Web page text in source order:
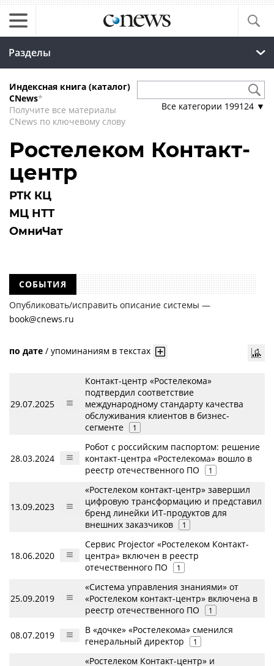
Разделы
Индексная книга (каталог)
CNews*
Получите все материалы
CNews по ключевому слову
Все категории 199124 ▼
Ростелеком Контакт-
центр
РТК КЦ
МЦ НТТ
ОмниЧат
СОБЫТИЯ
Опубликовать/исправить описание системы —
book@cnews.ru
по дате / упоминаниям в текстах
29.07.2025
Контакт-центр «Ростелекома»
подтвердил соответствие
международному стандарту качества
обслуживания клиентов в бизнес-
сегменте
1
28.03.2024
Робот с российским паспортом: решение
контакт-центра «Ростелекома» вошло в
реестр отечественного ПО
1
13.09.2023
«Ростелеком контакт-центр» завершил
цифровую трансформацию и представил
бренд линейки ИТ-продуктов для
внешних заказчиков
1
18.06.2020
Сервис Projector «Ростелеком Контакт-
центра» включен в реестр
отечественного ПО
1
25.09.2019
«Система управления знаниями» от
«Ростелеком контакт-центр» включена в
реестр отечественного ПО
1
08.07.2019
В «дочке» «Ростелекома» сменился
генеральный директор
1
«Ростелеком Контакт-центр» и